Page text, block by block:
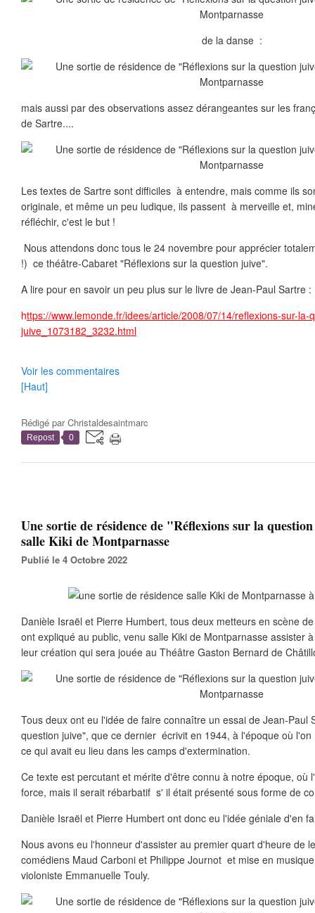
de la danse :
mais aussi par des observations assez dérangeantes sur les
de Sartre....
Les textes de Sartre sont difficiles à entendre, mais comme ils
originale, et même un peu ludique, ils passent à merveille et,
réfléchir, c'est le but !
Nous attendons donc tous le 24 novembre pour apprécier
!) ce théâtre-Cabaret "Réflexions sur la question juive".
A lire pour en savoir un peu plus sur le livre de Jean-Paul Sartre :
https://www.lemonde.fr/idees/article/2008/07/14/reflexions-sur-la-
juive_1073182_3232.html
Voir les commentaires
[Haut]
Rédigé parChristaldesaintmarc
Repost 0
Une sortie de résidence de "Réflexions sur la
salle Kiki de Montparnasse
Publié le 4 Octobre 2022
Danièle Israël et Pierre Humbert, tous deux metteurs en scène
ont expliqué au public, venu salle Kiki de Montparnasse assister
leur création qui sera jouée au Théâtre Gaston Bernard de
Tous deux ont eu l'idée de faire connaître un essai de Jean-Paul
question juive", que ce dernier écrivit en 1944, à l'époque où
ce qui avait eu lieu dans les camps d'extermination.
Ce texte est percutant et mérite d'être connu à notre époque, où
force, mais il serait rébarbatif s' il était présenté sous forme de
Danièle Israël et Pierre Humbert ont donc eu l'idée géniale d'en
Nous avons eu l'honneur d'assister au premier quart d'heure de
comédiens Maud Carboni et Philippe Journot et mise en
violoniste Emmanuelle Touly.